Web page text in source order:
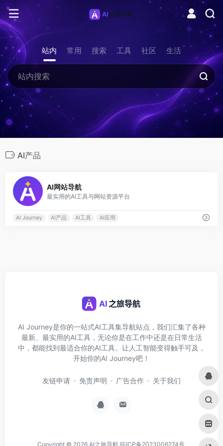
站内 常用 搜索 工具 社区 生活
AI产品
AI网站导航
最实用的AI工具与网站资源平台
AI Journey AI产品 AI工具 AI应用
AI Journey是你的一站式AI工具集导航站点，我们汇集了各种
最新、最实用的AI工具，无论你是在工作中还是在日常生活
中，都能找到最适合你的AI工具。让人工智能变得触手可及，
开始你的AI Journey吧！
友链申请 免责声明 广告合作 关于我们
Copyright © 2026 AI之旅导航 皖ICP备2023006274号